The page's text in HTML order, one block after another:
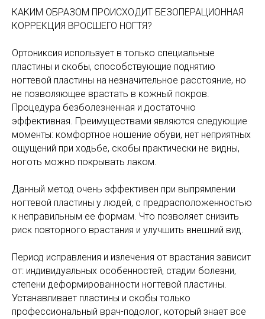
КАКИМ ОБРАЗОМ ПРОИСХОДИТ БЕЗОПЕРАЦИОННАЯ
КОРРЕКЦИЯ ВРОСШЕГО НОГТЯ?
Ортониксия использует в только специальные
пластины и скобы, способствующие поднятию
ногтевой пластины на незначительное расстояние, но
не позволяющее врастать в кожный покров.
Процедура безболезненная и достаточно
эффективная. Преимуществами являются следующие
моменты: комфортное ношение обуви, нет неприятных
ощущений при ходьбе, скобы практически не видны,
ноготь можно покрывать лаком.
Данный метод очень эффективен при выпрямлении
ногтевой пластины у людей, с предрасположенностью
к неправильным ее формам. Что позволяет снизить
риск повторного врастания и улучшить внешний вид.
Период исправления и излечения от врастания зависит
от: индивидуальных особенностей, стадии болезни,
степени деформированности ногтевой пластины.
Устанавливает пластины и скобы только
профессиональный врач-подолог, который знает все